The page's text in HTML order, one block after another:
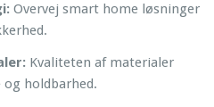
Overvej smart home løsninger
Kvaliteten af materialer
og holdbarhed.